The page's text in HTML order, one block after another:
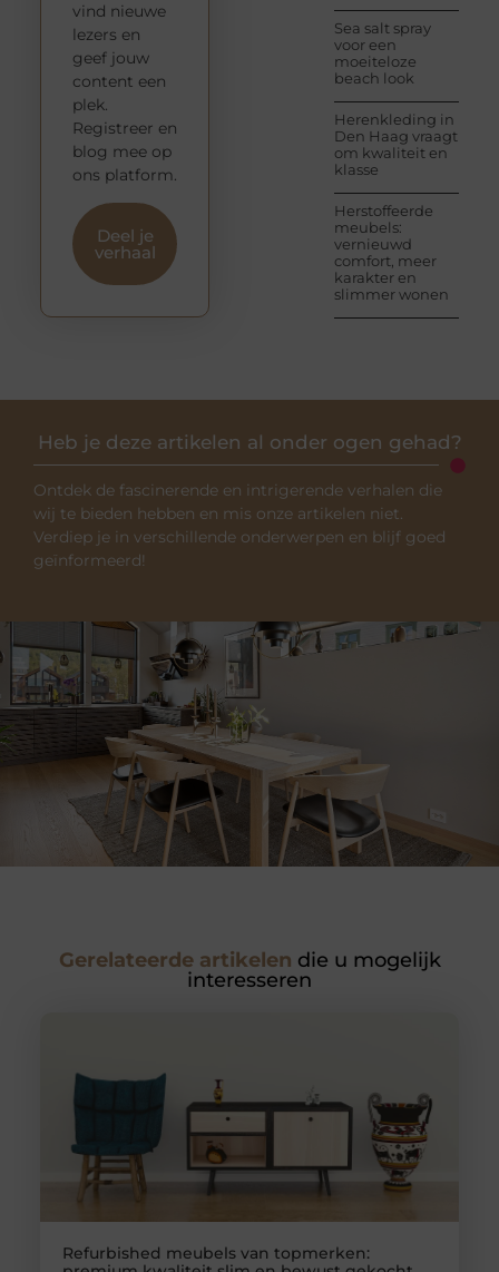
Sea salt spray
voor een
moeiteloze
beach look
Herenkleding in
Den Haag vraagt
om kwaliteit en
klasse
Herstoffeerde
meubels:
vernieuwd
comfort, meer
karakter en
slimmer wonen
vind nieuwe
lezers en
geef jouw
content een
plek.
Registreer en
blog mee op
ons platform.
Deel je
verhaal
Heb je deze artikelen al onder ogen gehad?
Ontdek de fascinerende en intrigerende verhalen die
wij te bieden hebben en mis onze artikelen niet.
Verdiep je in verschillende onderwerpen en blijf goed
geïnformeerd!
Gerelateerde artikelen die u mogelijk
interesseren
Refurbished meubels van topmerken: